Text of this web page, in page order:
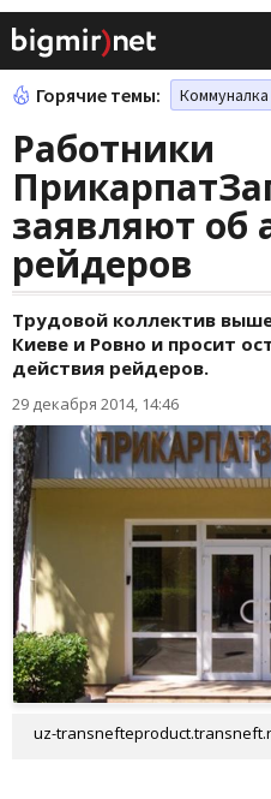
Горячие темы: Коммуналка
Работники
заявляют об
рейдеров
Трудовой коллектив
Киеве и Ровно и просит
действия рейдеров.
29 декабря 2014, 14:46
uz-